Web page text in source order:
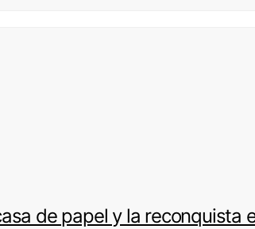
de papel y la reconquista